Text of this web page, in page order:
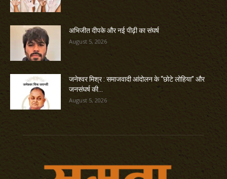
अभिजीत दीपके और नई पीढ़ी का संघर्ष
August 5, 2026
जनेश्वर मिश्र : समाजवादी आंदोलन के “छोटे लोहिया” और
जनसंघर्ष की...
August 5, 2026